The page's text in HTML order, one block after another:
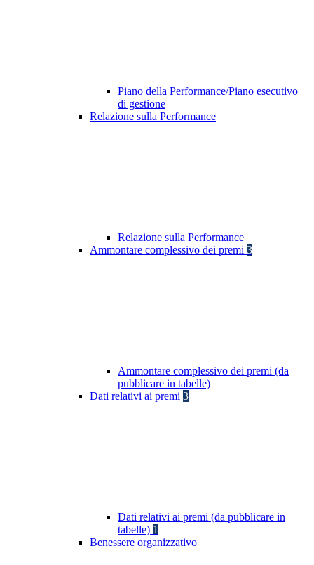
Piano della Performance/Piano esecutivo
di gestione
Relazione sulla Performance
Relazione sulla Performance
Ammontare complessivo dei premi 3
Ammontare complessivo dei premi (da
pubblicare in tabelle)
Dati relativi ai premi 3
Dati relativi ai premi (da pubblicare in
tabelle) 1
Benessere organizzativo